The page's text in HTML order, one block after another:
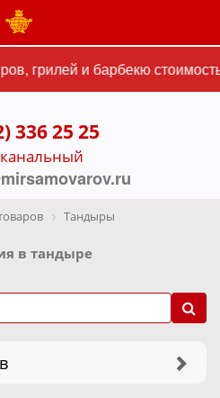
грилей и барбекю
336 25 25
Тандыры
в тандыре